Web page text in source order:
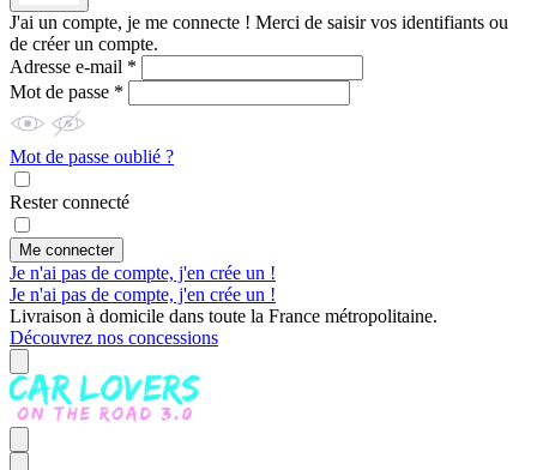
J'ai un compte, je me connecte ! Merci de saisir vos identifiants ou
de créer un compte.
Adresse e-mail *
Mot de passe *
Mot de passe oublié ?
Rester connecté
Me connecter
Je n'ai pas de compte, j'en crée un !
Je n'ai pas de compte, j'en crée un !
Livraison à domicile dans toute la France métropolitaine.
Découvrez nos concessions